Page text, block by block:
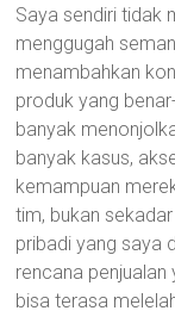
Saya sendiri tidak
menggugah
menambahkan
produk yang
banyak
banyak kasus,
kemampuan
tim, bukan
pribadi yang saya
rencana penjualan
bisa terasa